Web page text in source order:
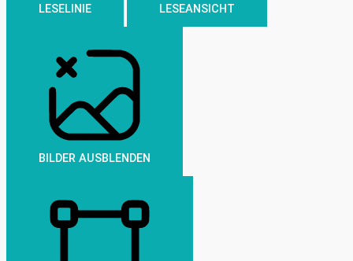
LESELINIE LESEANSICHT
BILDER AUSBLENDEN